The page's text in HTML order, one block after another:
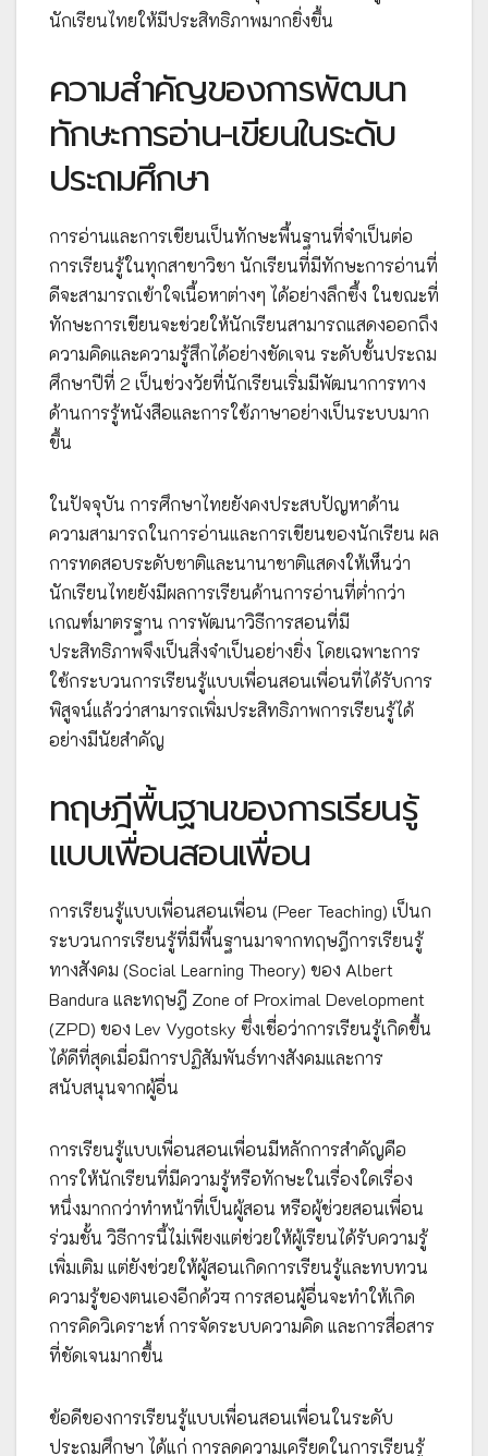
นักเรียนไทยให้มีประสิทธิภาพมากยิ่งขึ้น
ความสำคัญของการพัฒนา
ทักษะการอ่าน-เขียนในระดับ
ประถมศึกษา
การอ่านและการเขียนเป็นทักษะพื้นฐานที่จำเป็นต่อ
การเรียนรู้ในทุกสาขาวิชา นักเรียนที่มีทักษะการอ่านที่
ดีจะสามารถเข้าใจเนื้อหาต่างๆ ได้อย่างลึกซึ้ง ในขณะที่
ทักษะการเขียนจะช่วยให้นักเรียนสามารถแสดงออกถึง
ความคิดและความรู้สึกได้อย่างชัดเจน ระดับชั้นประถม
ศึกษาปีที่ 2 เป็นช่วงวัยที่นักเรียนเริ่มมีพัฒนาการทาง
ด้านการรู้หนังสือและการใช้ภาษาอย่างเป็นระบบมาก
ขึ้น
ในปัจจุบัน การศึกษาไทยยังคงประสบปัญหาด้าน
ความสามารถในการอ่านและการเขียนของนักเรียน ผล
การทดสอบระดับชาติและนานาชาติแสดงให้เห็นว่า
นักเรียนไทยยังมีผลการเรียนด้านการอ่านที่ต่ำกว่า
เกณฑ์มาตรฐาน การพัฒนาวิธีการสอนที่มี
ประสิทธิภาพจึงเป็นสิ่งจำเป็นอย่างยิ่ง โดยเฉพาะการ
ใช้กระบวนการเรียนรู้แบบเพื่อนสอนเพื่อนที่ได้รับการ
พิสูจน์แล้วว่าสามารถเพิ่มประสิทธิภาพการเรียนรู้ได้
อย่างมีนัยสำคัญ
ทฤษฎีพื้นฐานของการเรียนรู้
แบบเพื่อนสอนเพื่อน
การเรียนรู้แบบเพื่อนสอนเพื่อน (Peer Teaching) เป็นก
ระบวนการเรียนรู้ที่มีพื้นฐานมาจากทฤษฎีการเรียนรู้
ทางสังคม (Social Learning Theory) ของ Albert
Bandura และทฤษฎี Zone of Proximal Development
(ZPD) ของ Lev Vygotsky ซึ่งเชื่อว่าการเรียนรู้เกิดขึ้น
ได้ดีที่สุดเมื่อมีการปฏิสัมพันธ์ทางสังคมและการ
สนับสนุนจากผู้อื่น
การเรียนรู้แบบเพื่อนสอนเพื่อนมีหลักการสำคัญคือ
การให้นักเรียนที่มีความรู้หรือทักษะในเรื่องใดเรื่อง
หนึ่งมากกว่าทำหน้าที่เป็นผู้สอน หรือผู้ช่วยสอนเพื่อน
ร่วมชั้น วิธีการนี้ไม่เพียงแต่ช่วยให้ผู้เรียนได้รับความรู้
เพิ่มเติม แต่ยังช่วยให้ผู้สอนเกิดการเรียนรู้และทบทวน
ความรู้ของตนเองอีกด้วय การสอนผู้อื่นจะทำให้เกิด
การคิดวิเคราะห์ การจัดระบบความคิด และการสื่อสาร
ที่ชัดเจนมากขึ้น
ข้อดีของการเรียนรู้แบบเพื่อนสอนเพื่อนในระดับ
ประถมศึกษา ได้แก่ การลดความเครียดในการเรียนรู้